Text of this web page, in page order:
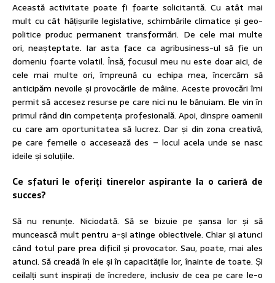
Această activitate poate fi foarte solicitantă. Cu atât mai
mult cu cât hățișurile legislative, schimbările climatice și geo­
politice produc permanent transformări. De cele mai multe
ori, neașteptate. Iar asta face ca agribusiness-ul să fie un
domeniu foarte volatil. Însă, focusul meu nu este doar aici, de
cele mai multe ori, împreună cu echipa mea, încercăm să
anticipăm nevoile și provocările de mâine. Aceste provocări îmi
permit să accesez resurse pe care nici nu le bănuiam. Ele vin în
primul rând din competența profesională. Apoi, dinspre oamenii
cu care am oportunitatea să lucrez. Dar și din zona creativă,
pe care femeile o accesează des – locul acela unde se nasc
ideile și soluțiile.
Ce sfaturi le oferiţi tinerelor aspirante la o carieră de
succes?
Să nu renunțe. Niciodată. Să se bizuie pe șansa lor și să
muncească mult pentru a-și atinge obiectivele. Chiar și atunci
când totul pare prea dificil și provocator. Sau, poate, mai ales
atunci. Să creadă în ele și în capacitățile lor, înainte de toate. Și
ceilalți sunt inspirați de încredere, inclusiv de cea pe care le-o